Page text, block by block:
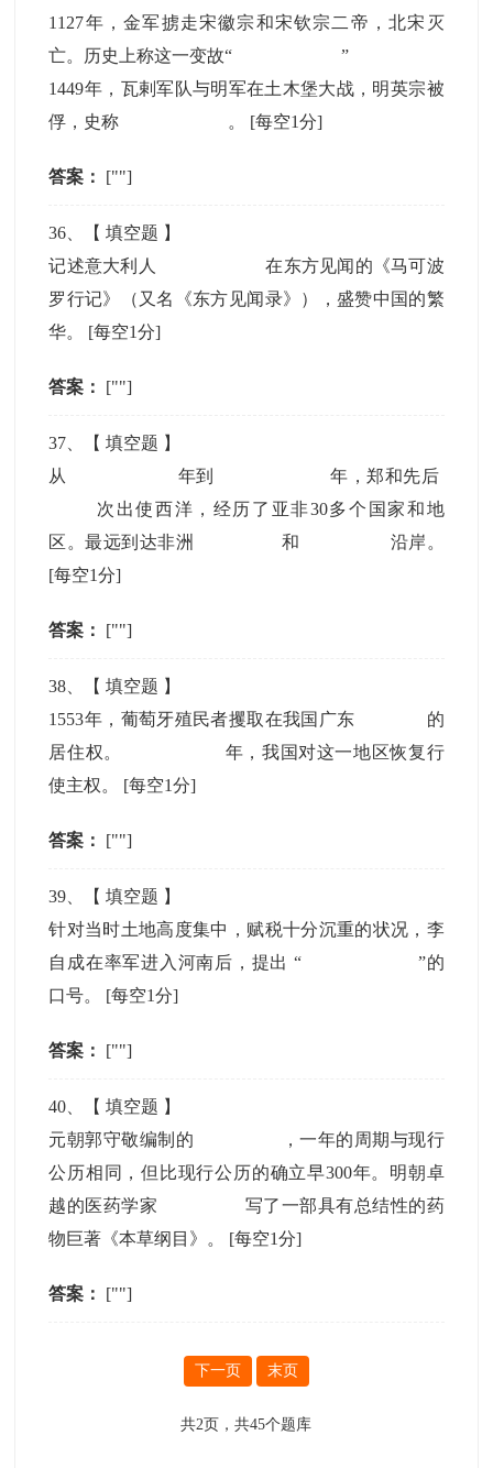
1127年，金军掳走宋徽宗和宋钦宗二帝，北宋灭
亡。历史上称这一变故“
”
1449年，瓦剌军队与明军在土木堡大战，明英宗被
俘，史称
。 [每空1分]
答案： [""]
36 、【填空题 】
记述意大利人
在东方见闻的《马可波
罗行记》（又名《东方见闻录》），盛赞中国的繁
华。 [每空1分]
答案： [""]
37 、【填空题 】
从
年到
年，郑和先后
次出使西洋，经历了亚非30多个国家和地
区。最远到达非洲
和
沿岸。
[每空1分]
答案： [""]
38 、【填空题 】
1553年，葡萄牙殖民者攫取在我国广东
的
居住权。
年，我国对这一地区恢复行
使主权。 [每空1分]
答案： [""]
39 、【填空题 】
针对当时土地高度集中，赋税十分沉重的状况，李
自成在率军进入河南后，提出 “
”的
口号。 [每空1分]
答案： [""]
40 、【填空题 】
元朝郭守敬编制的
，一年的周期与现行
公历相同，但比现行公历的确立早300年。明朝卓
越的医药学家
写了一部具有总结性的药
物巨著《本草纲目》。 [每空1分]
答案： [""]
下一页 末页
共2页，共45个题库